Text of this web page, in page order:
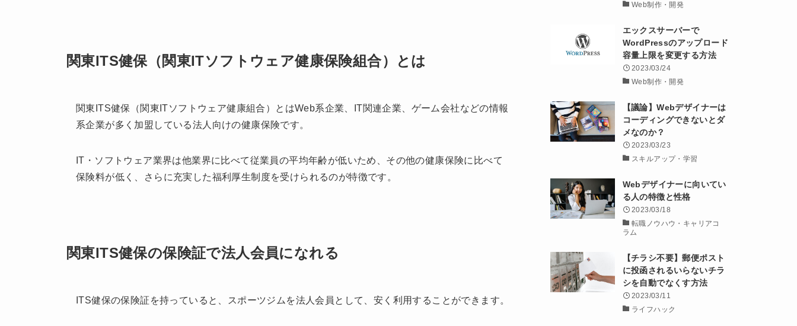
関東ITS健保（関東ITソフトウェア健康保険組合）とは
関東ITS健保（関東ITソフトウェア健康組合）とはWeb系企業、IT関連企業、ゲーム会社などの情報
系企業が多く加盟している法人向けの健康保険です。
IT・ソフトウェア業界は他業界に比べて従業員の平均年齢が低いため、その他の健康保険に比べて
保険料が低く、さらに充実した福利厚生制度を受けられるのが特徴です。
関東ITS健保の保険証で法人会員になれる
ITS健保の保険証を持っていると、スポーツジムを法人会員として、安く利用することができます。
Web制作・開発
エックスサーバーで
WordPressのアップロード
容量上限を変更する方法
2023/03/24
Web制作・開発
【議論】Webデザイナーは
コーディングできないとダ
メなのか？
2023/03/23
スキルアップ・学習
Webデザイナーに向いてい
る人の特徴と性格
2023/03/18
転職ノウハウ・キャリアコ
ラム
【チラシ不要】郵便ポスト
に投函されるいらないチラ
シを自動でなくす方法
2023/03/11
ライフハック